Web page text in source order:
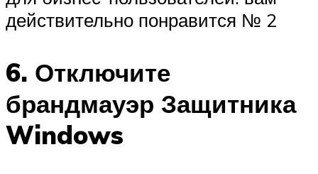
действительно понравится № 2
6. Отключите
брандмауэр Защитника
Windows